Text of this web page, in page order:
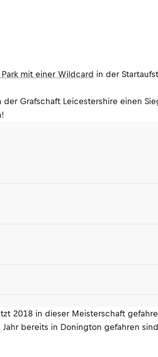
mit einer Wildcard in der
Grafschaft Leicestershire einen
2018 in dieser Meisterschaft
bereits in Donington gefahren